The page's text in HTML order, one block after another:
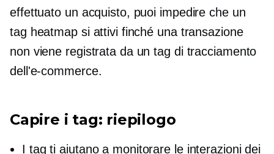
effettuato un acquisto, puoi impedire che un
tag heatmap si attivi finché una transazione
non viene registrata da un tag di tracciamento
dell'e-commerce.
Capire i tag: riepilogo
I tag ti aiutano a monitorare le interazioni dei